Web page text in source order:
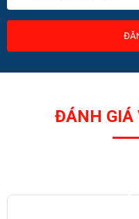
ĐÁNH GIÁ